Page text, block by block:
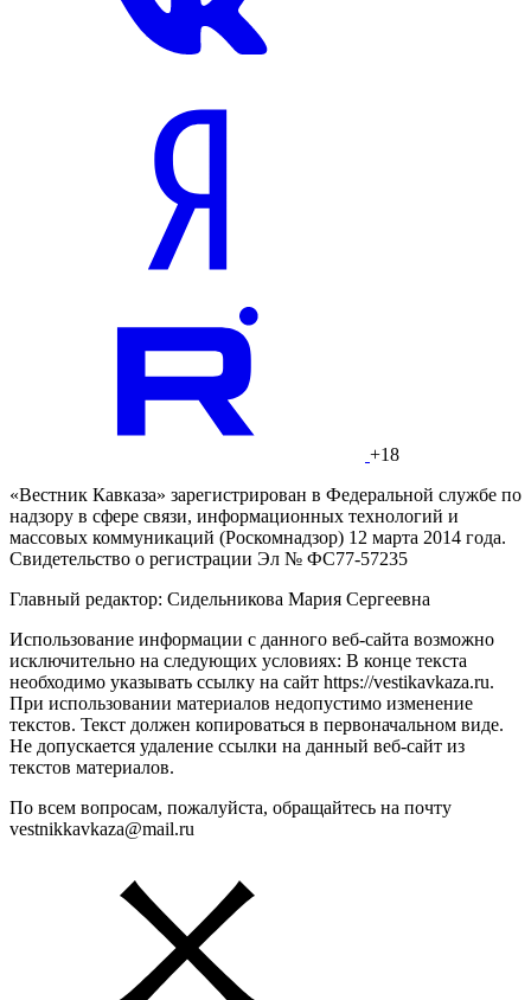
+18
«Вестник Кавказа» зарегистрирован в Федеральной службе по
надзору в сфере связи, информационных технологий и
массовых коммуникаций (Роскомнадзор) 12 марта 2014 года.
Свидетельство о регистрации Эл № ФС77-57235
Главный редактор: Сидельникова Мария Сергеевна
Использование информации с данного веб-сайта возможно
исключительно на следующих условиях: В конце текста
необходимо указывать ссылку на сайт https://vestikavkaza.ru.
При использовании материалов недопустимо изменение
текстов. Текст должен копироваться в первоначальном виде.
Не допускается удаление ссылки на данный веб-сайт из
текстов материалов.
По всем вопросам, пожалуйста, обращайтесь на почту
vestnikkavkaza@mail.ru